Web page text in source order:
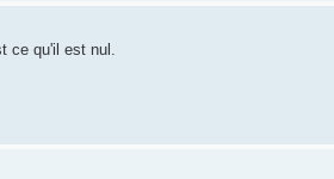
ce qu'il est nul.